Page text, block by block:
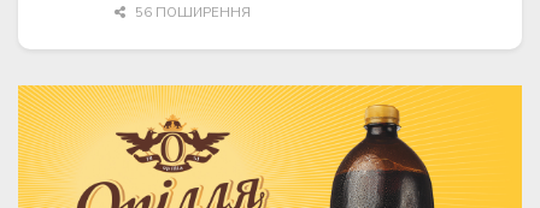
56 ПОШИРЕННЯ